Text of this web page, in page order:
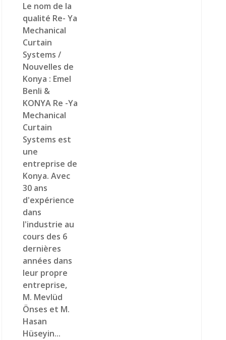
Le nom de la
qualité Re- Ya
Mechanical
Curtain
Systems /
Nouvelles de
Konya : Emel
Benli &
KONYA Re -Ya
Mechanical
Curtain
Systems est
une
entreprise de
Konya. Avec
30 ans
d'expérience
dans
l'industrie au
cours des 6
dernières
années dans
leur propre
entreprise,
M. Mevlüd
Önses et M.
Hasan
Hüseyin...